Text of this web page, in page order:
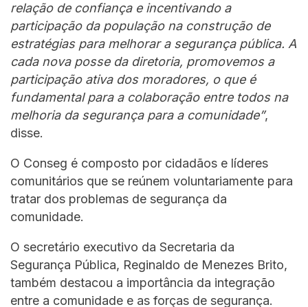
relação de confiança e incentivando a
participação da população na construção de
estratégias para melhorar a segurança pública. A
cada nova posse da diretoria, promovemos a
participação ativa dos moradores, o que é
fundamental para a colaboração entre todos na
melhoria da segurança para a comunidade”,
disse.
O Conseg é composto por cidadãos e líderes
comunitários que se reúnem voluntariamente para
tratar dos problemas de segurança da
comunidade.
O secretário executivo da Secretaria da
Segurança Pública, Reginaldo de Menezes Brito,
também destacou a importância da integração
entre a comunidade e as forças de segurança.